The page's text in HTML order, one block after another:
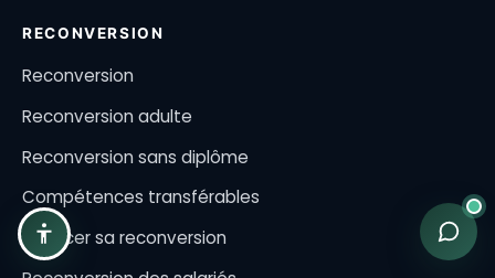
RECONVERSION
Reconversion
Reconversion adulte
Reconversion sans diplôme
Compétences transférables
Financer sa reconversion